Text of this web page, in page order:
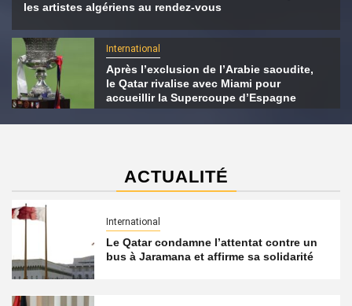
les artistes algériens au rendez-vous
International
Après l’exclusion de l’Arabie saoudite,
le Qatar rivalise avec Miami pour
accueillir la Supercoupe d’Espagne
ACTUALITÉ
International
Le Qatar condamne l’attentat contre un
bus à Jaramana et affirme sa solidarité